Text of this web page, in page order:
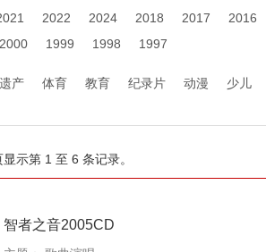
2022 2024 2018 2017 2016
2000 1999 1998 1997
产 体育 教育 纪录片 动漫 少儿
示第 1 至 6 条记录。
智者之音2005CD